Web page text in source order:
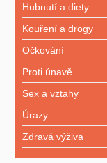
Hubnutí a diety
Kouření a drogy
Očkování
Proti únavě
Sex a vztahy
Úrazy
Zdravá výživa